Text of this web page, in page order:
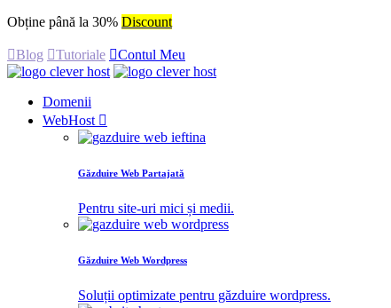
Obține până la 30% Discount
Blog Tutoriale Contul Meu
Domenii
WebHost
Găzduire Web Partajată
Pentru site-uri mici și medii.
Găzduire Web Wordpress
Soluții optimizate pentru găzduire wordpress.